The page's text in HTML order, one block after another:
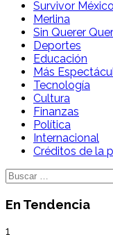
Survivor México
Merlina
Sin Querer
Deportes
Educación
Más
Tecnología
Cultura
Finanzas
Política
Internacional
Créditos de la
Buscar:
En Tendencia
1